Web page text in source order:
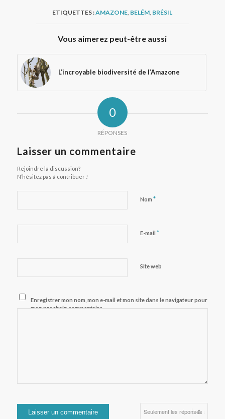
ETIQUETTES :AMAZONE, BELÉM, BRÉSIL
Vous aimerez peut-être aussi
L’incroyable biodiversité de l’Amazone
0
RÉPONSES
Laisser un commentaire
Rejoindre la discussion?
N’hésitez pas à contribuer !
Nom *
E-mail *
Site web
Enregistrer mon nom, mon e-mail et mon site dans le navigateur pour
mon prochain commentaire.